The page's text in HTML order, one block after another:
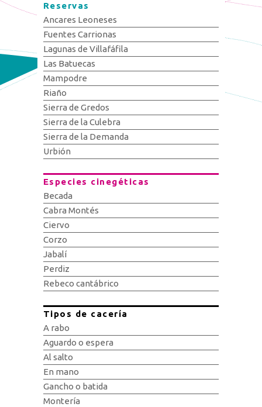
Reservas
Ancares Leoneses
Fuentes Carrionas
Lagunas de Villafáfila
Las Batuecas
Mampodre
Riaño
Sierra de Gredos
Sierra de la Culebra
Sierra de la Demanda
Urbión
Especies cinegéticas
Becada
Cabra Montés
Ciervo
Corzo
Jabalí
Perdiz
Rebeco cantábrico
Tipos de cacería
A rabo
Aguardo o espera
Al salto
En mano
Gancho o batida
Montería